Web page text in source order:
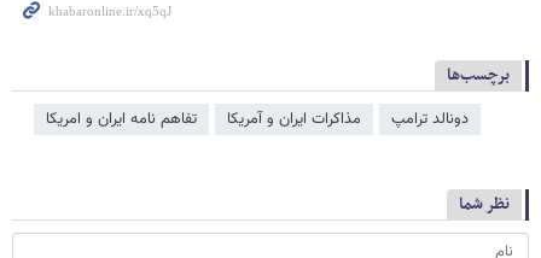
برچسب‌ها
دونالد ترامپ مذاکرات ایران و آمریکا تفاهم نامه ایران و امریکا
نظر شما